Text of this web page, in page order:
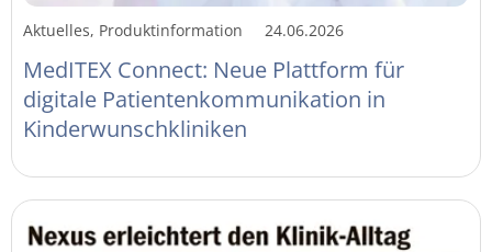
Aktuelles, Produktinformation 24.06.2026
MedITEX Connect: Neue Plattform für
digitale Patientenkommunikation in
Kinderwunschkliniken